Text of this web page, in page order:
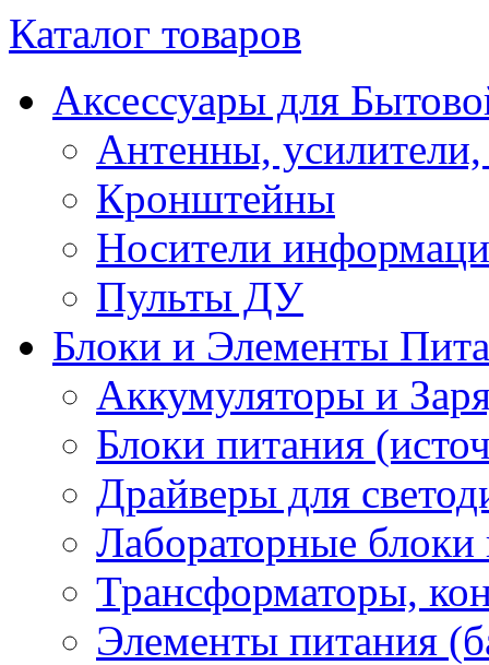
Каталог товаров
Аксессуары для
Антенны, усилители,
Кронштейны
Носители
Пульты ДУ
Блоки и Элементы
Аккумуляторы и
Блоки питания
Драйверы для
Лабораторные блоки
Трансформаторы,
Элементы питания